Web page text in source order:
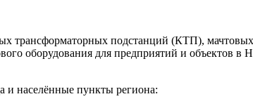
трансформаторных подстанций (КТП),
оборудования для предприятий и объектов в
и населённые пункты региона: